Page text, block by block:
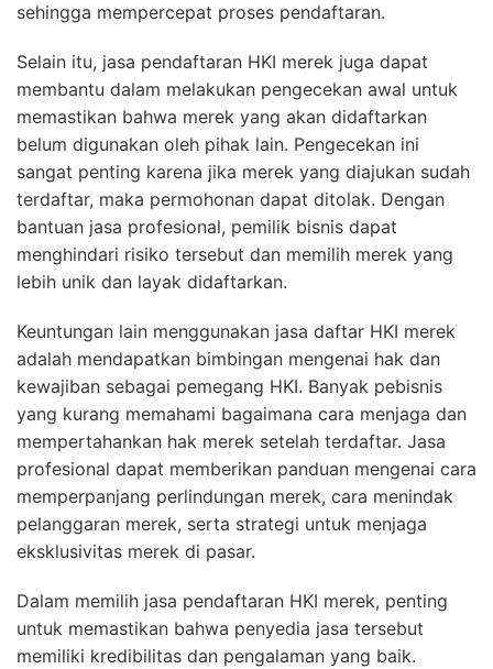
sehingga mempercepat proses pendaftaran.
Selain itu, jasa pendaftaran HKI merek juga dapat
membantu dalam melakukan pengecekan awal untuk
memastikan bahwa merek yang akan didaftarkan
belum digunakan oleh pihak lain. Pengecekan ini
sangat penting karena jika merek yang diajukan sudah
terdaftar, maka permohonan dapat ditolak. Dengan
bantuan jasa profesional, pemilik bisnis dapat
menghindari risiko tersebut dan memilih merek yang
lebih unik dan layak didaftarkan.
Keuntungan lain menggunakan jasa daftar HKI merek
adalah mendapatkan bimbingan mengenai hak dan
kewajiban sebagai pemegang HKI. Banyak pebisnis
yang kurang memahami bagaimana cara menjaga dan
mempertahankan hak merek setelah terdaftar. Jasa
profesional dapat memberikan panduan mengenai cara
memperpanjang perlindungan merek, cara menindak
pelanggaran merek, serta strategi untuk menjaga
eksklusivitas merek di pasar.
Dalam memilih jasa pendaftaran HKI merek, penting
untuk memastikan bahwa penyedia jasa tersebut
memiliki kredibilitas dan pengalaman yang baik.